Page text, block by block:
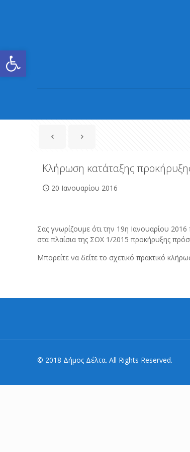
Ανοίξτε τη γραμμή εργαλείων
Κλήρωση κατάταξης
20 Ιανουαρίου 2016
Σας γνωρίζουμε ότι την 19η Ιανουαρίου
στα πλαίσια της ΣΟΧ 1/2015 προκήρυξης
Μπορείτε να δείτε το σχετικό πρακτικό
© 2018 Δήμος Δέλτα. All Rights Reserved.